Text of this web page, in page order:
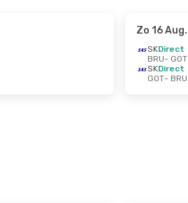
Zo 16 Aug.
SKDirect
BRU- GOT
SKDirect
GOT- BRU